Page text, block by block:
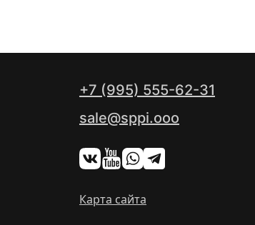
+7 (995) 555-62-31
sale@sppi.ooo
Карта сайта